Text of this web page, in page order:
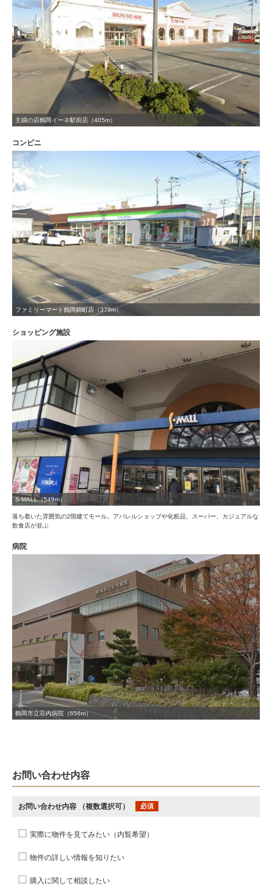
主婦の店鶴岡イーネ駅前店（405m）
コンビニ
ファミリーマート鶴岡錦町店（379m）
ショッピング施設
S-MALL（549m）
落ち着いた雰囲気の2階建てモール。アパレルショップや化粧品、スーパー、カジュアルな
飲食店が並ぶ
病院
鶴岡市立荘内病院（656m）
お問い合わせ内容
お問い合わせ内容 （複数選択可） 必須
実際に物件を見てみたい（内覧希望）
物件の詳しい情報を知りたい
購入に関して相談したい